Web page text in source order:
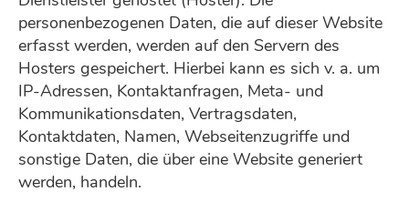
personenbezogenen Daten, die auf dieser Website
erfasst werden, werden auf den Servern des
Hosters gespeichert. Hierbei kann es sich v. a. um
IP-Adressen, Kontaktanfragen, Meta- und
Kommunikationsdaten, Vertragsdaten,
Kontaktdaten, Namen, Webseitenzugriffe und
sonstige Daten, die über eine Website generiert
werden, handeln.